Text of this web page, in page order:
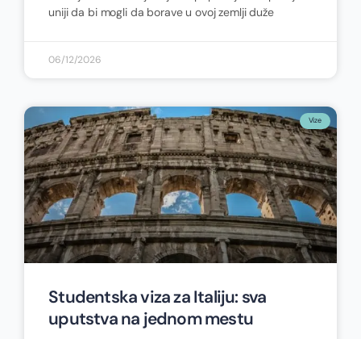
uniji da bi mogli da borave u ovoj zemlji duže
06/12/2026
Vize
Studentska viza za Italiju: sva
uputstva na jednom mestu